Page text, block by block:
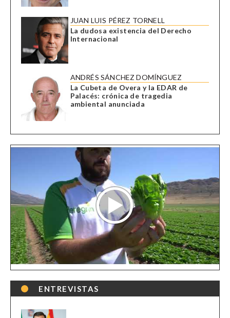
JUAN LUIS PÉREZ TORNELL
La dudosa existencia del Derecho
Internacional
ANDRÉS SÁNCHEZ DOMÍNGUEZ
La Cubeta de Overa y la EDAR de
Palacés: crónica de tragedia
ambiental anunciada
ENTREVISTAS